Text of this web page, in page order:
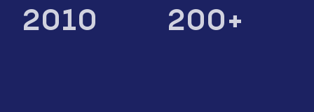
2010 200+